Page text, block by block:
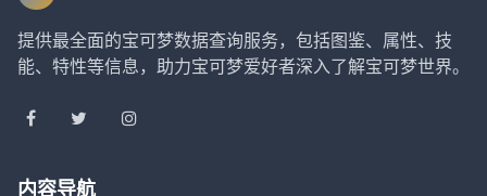
提供最全面的宝可梦数据查询服务，包括图鉴、属性、技
能、特性等信息，助力宝可梦爱好者深入了解宝可梦世界。
内容导航